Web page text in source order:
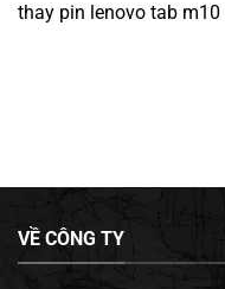
thay pin lenovo tab m10
VỀ CÔNG TY